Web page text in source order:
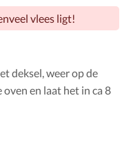
vlees ligt!
deksel, weer op de
en laat het in ca 8